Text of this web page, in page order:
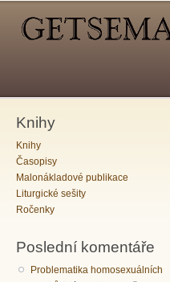
Knihy
Knihy
Časopisy
Malonákladové publikace
Liturgické sešity
Ročenky
Poslední komentáře
Problematika homosexuálních